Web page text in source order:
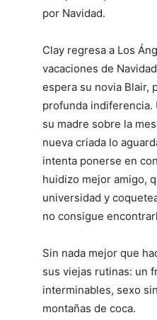
por Navidad.
Clay regresa a Los
vacaciones de
espera su novia Blair,
profunda indiferencia.
su madre sobre la
nueva criada lo
intenta ponerse en
huidizo mejor amigo,
universidad y
no consigue
Sin nada mejor que
sus viejas rutinas: un
interminables, sexo
montañas de coca.